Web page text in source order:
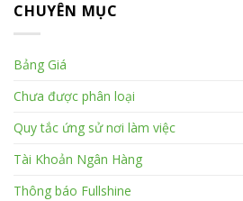
CHUYÊN MỤC
Bảng Giá
Chưa được phân loại
Quy tắc ứng sử nơi làm việc
Tài Khoản Ngân Hàng
Thông báo Fullshine